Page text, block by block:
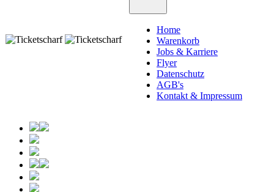
Home
Warenkorb
Jobs & Karriere
Flyer
Datenschutz
AGB's
Kontakt & Impressum